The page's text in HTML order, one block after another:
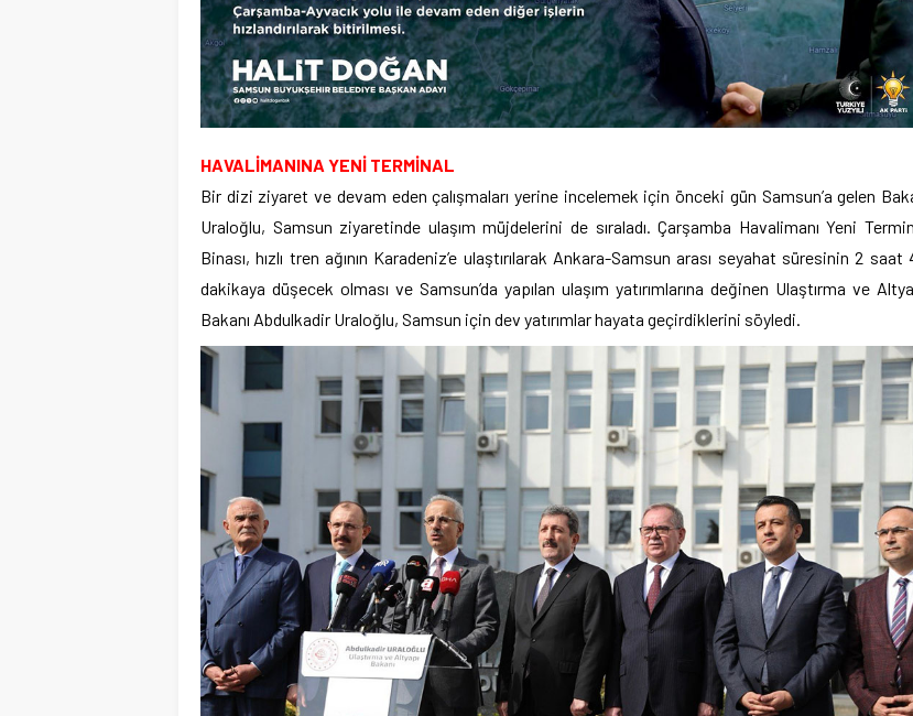
HAVALİMANINA YENİ TERMİNAL
Bir dizi ziyaret ve devam eden çalışmaları yerine incelemek için önceki gün Samsun’a gelen
Uraloğlu, Samsun ziyaretinde ulaşım müjdelerini de sıraladı. Çarşamba Havalimanı Yeni
Binası, hızlı tren ağının Karadeniz’e ulaştırılarak Ankara-Samsun arası seyahat süresinin 2 saat
dakikaya düşecek olması ve Samsun’da yapılan ulaşım yatırımlarına değinen Ulaştırma ve
Bakanı Abdulkadir Uraloğlu, Samsun için dev yatırımlar hayata geçirdiklerini söyledi.